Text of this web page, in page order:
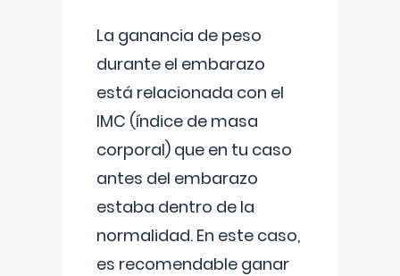
La ganancia de peso
durante el embarazo
está relacionada con el
IMC (índice de masa
corporal) que en tu caso
antes del embarazo
estaba dentro de la
normalidad. En este caso,
es recomendable ganar